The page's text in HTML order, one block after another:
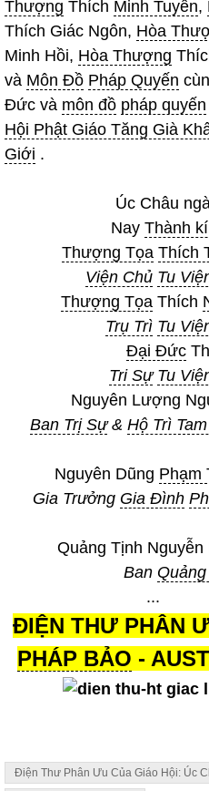
Thượng Thích Minh Tuyên,
Thích Giác Ngôn, Hòa
Minh Hồi, Hòa Thượng
và Môn Đồ Pháp Quyến
Đức và môn đồ pháp quyến
Hội Phật Giáo Tăng Già
Giới .
Úc Châu
Nay Thành
Thượng Tọa Thích
Viện Chủ Tu
Thượng Tọa Thích
Trụ Trì Tu
Đại Đức
Tri Sự Tu
Nguyên Lượng
Ban Trị Sự& Hộ Trì
Nguyên Dũng Phạm
Gia Trưởng Gia Đình
Quảng Tịnh
Ban
...
ĐIỆN THƯ PHÂN
PHÁP BẢO -
Điện Thư Phân Ưu Của Giáo Hội: Úc